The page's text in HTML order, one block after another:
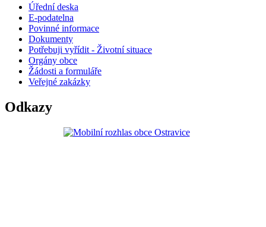
Úřední deska
E-podatelna
Povinné informace
Dokumenty
Potřebuji vyřídit - Životní situace
Orgány obce
Žádosti a formuláře
Veřejné zakázky
Odkazy